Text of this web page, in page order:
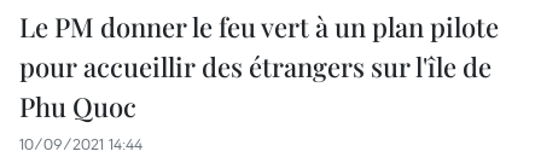
Le PM donner le feu vert à un plan pilote
pour accueillir des étrangers sur l'île de
Phu Quoc
10/09/2021 14:44